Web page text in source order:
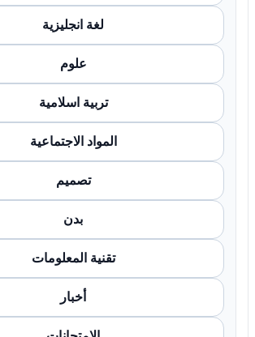
لغة انجليزية
علوم
تربية اسلامية
المواد الاجتماعية
تصميم
بدن
تقنية المعلومات
أخبار